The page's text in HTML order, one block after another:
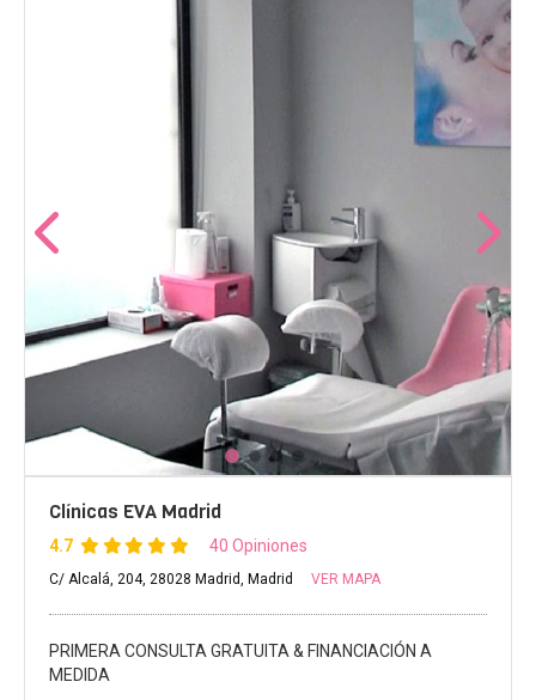
Clínicas EVA Madrid
4.7 40 Opiniones
C/ Alcalá, 204, 28028 Madrid, Madrid VER MAPA
PRIMERA CONSULTA GRATUITA & FINANCIACIÓN A
MEDIDA